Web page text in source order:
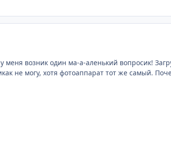
возник один ма-а-аленький вопросик!
не могу, хотя фотоаппарат тот же самый.